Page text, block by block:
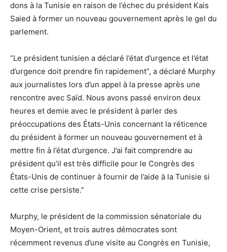
dons à la Tunisie en raison de l’échec du président Kais
Saied à former un nouveau gouvernement après le gel du
parlement.
“Le président tunisien a déclaré l’état d’urgence et l’état
d’urgence doit prendre fin rapidement”, a déclaré Murphy
aux journalistes lors d’un appel à la presse après une
rencontre avec Saïd. Nous avons passé environ deux
heures et demie avec le président à parler des
préoccupations des États-Unis concernant la réticence
du président à former un nouveau gouvernement et à
mettre fin à l’état d’urgence. J’ai fait comprendre au
président qu’il est très difficile pour le Congrès des
États-Unis de continuer à fournir de l’aide à la Tunisie si
cette crise persiste.”
Murphy, le président de la commission sénatoriale du
Moyen-Orient, et trois autres démocrates sont
récemment revenus d’une visite au Congrès en Tunisie,